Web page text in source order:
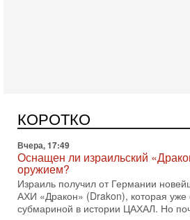
КОРОТКО
еврейский политический альянс? Что
политическим раскладом сил, если
Вчера, 17:49
Оснащен ли израильский
оружием?
Израиль получил от Германии
АХИ «Дракон» (Drakon), которая уже
субмариной в истории ЦАХАЛ. Но